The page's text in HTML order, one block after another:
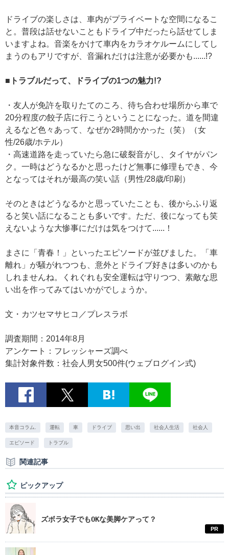
ドライブの楽しさは、車内がプライベートな空間になるこ
と。普段は話せないこともドライブ中だったら話せてしま
いますよね。音楽をかけて車内をカラオケルームにしてし
まうのもアリですが、音漏れだけは注意が必要かも......!?
■トラブルだって、ドライブの1つの魅力!?
・友人が免許を取りたてのころ、待ち合わせ場所から車で
20分程度の餃子店に行こうということになった。道を間違
えるなど色々あって、なぜか2時間かかった（笑）（女
性/26歳/ホテル）
・高速道路を走っていたら急に破裂音がし、タイヤがパン
ク。一時はどうなるかと思ったけど無事に修理もでき、今
となってはそれが最高の笑い話（男性/28歳/印刷）
そのときはどうなるかと思っていたことも、後からふり返
ると笑い話になることも多いです。ただ、後になっても笑
えないような大惨事にだけは気をつけて......！
まさに「青春！」といったエピソードが並びました。「車
離れ」が騒がれつつも、意外とドライブ好きは多いのかも
しれませんね。くれぐれも安全運転は守りつつ、素敵な思
い出を作ってみてはいかがでしょうか。
文・カツセマサヒコ／プレスラボ
調査期間：2014年8月
アンケート：フレッシャーズ調べ
集計対象件数：社会人男女500件(ウェブログイン式)
本音コラム. 運転 車 ドライブ 思い出 社会人生活 社会人
エピソード トラブル
関連記事
ピックアップ
ズボラ女子でもOKな美脚ケアって？
PR